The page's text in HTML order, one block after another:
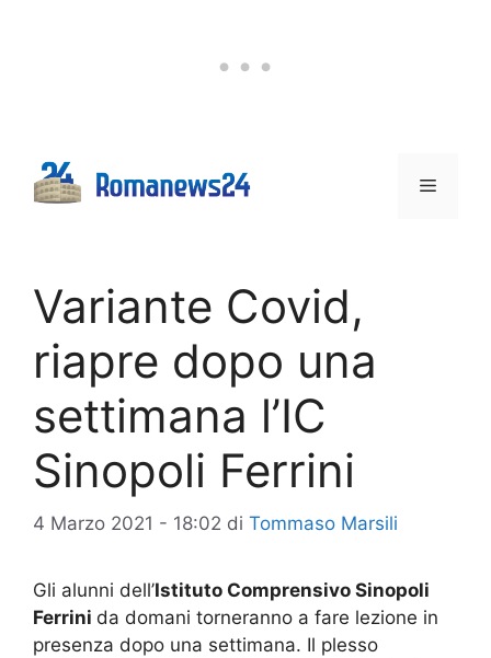
Menu
Variante Covid,
riapre dopo una
settimana l’IC
Sinopoli Ferrini
4 Marzo 2021 - 18:02 di Tommaso Marsili
Gli alunni dell’Istituto Comprensivo Sinopoli
Ferrini da domani torneranno a fare lezione in
presenza dopo una settimana. Il plesso